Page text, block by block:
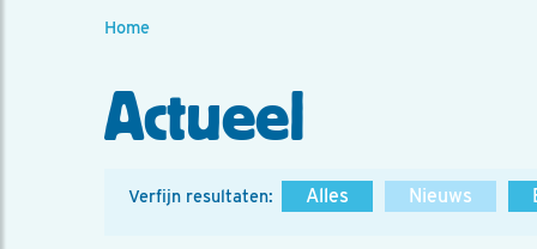
Home
Actueel
Verfijn resultaten: Alles Nieuws